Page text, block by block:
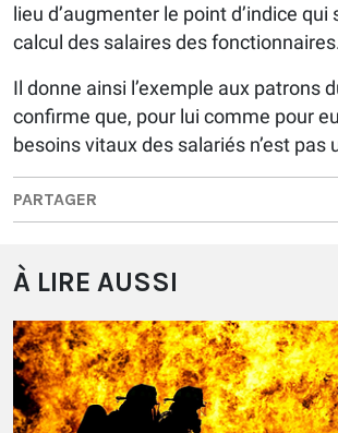
lieu d’augmenter le point d’indice qui
calcul des salaires des fonctionnaires.
Il donne ainsi l’exemple aux patrons
confirme que, pour lui comme pour
besoins vitaux des salariés n’est pas
PARTAGER
À LIRE AUSSI